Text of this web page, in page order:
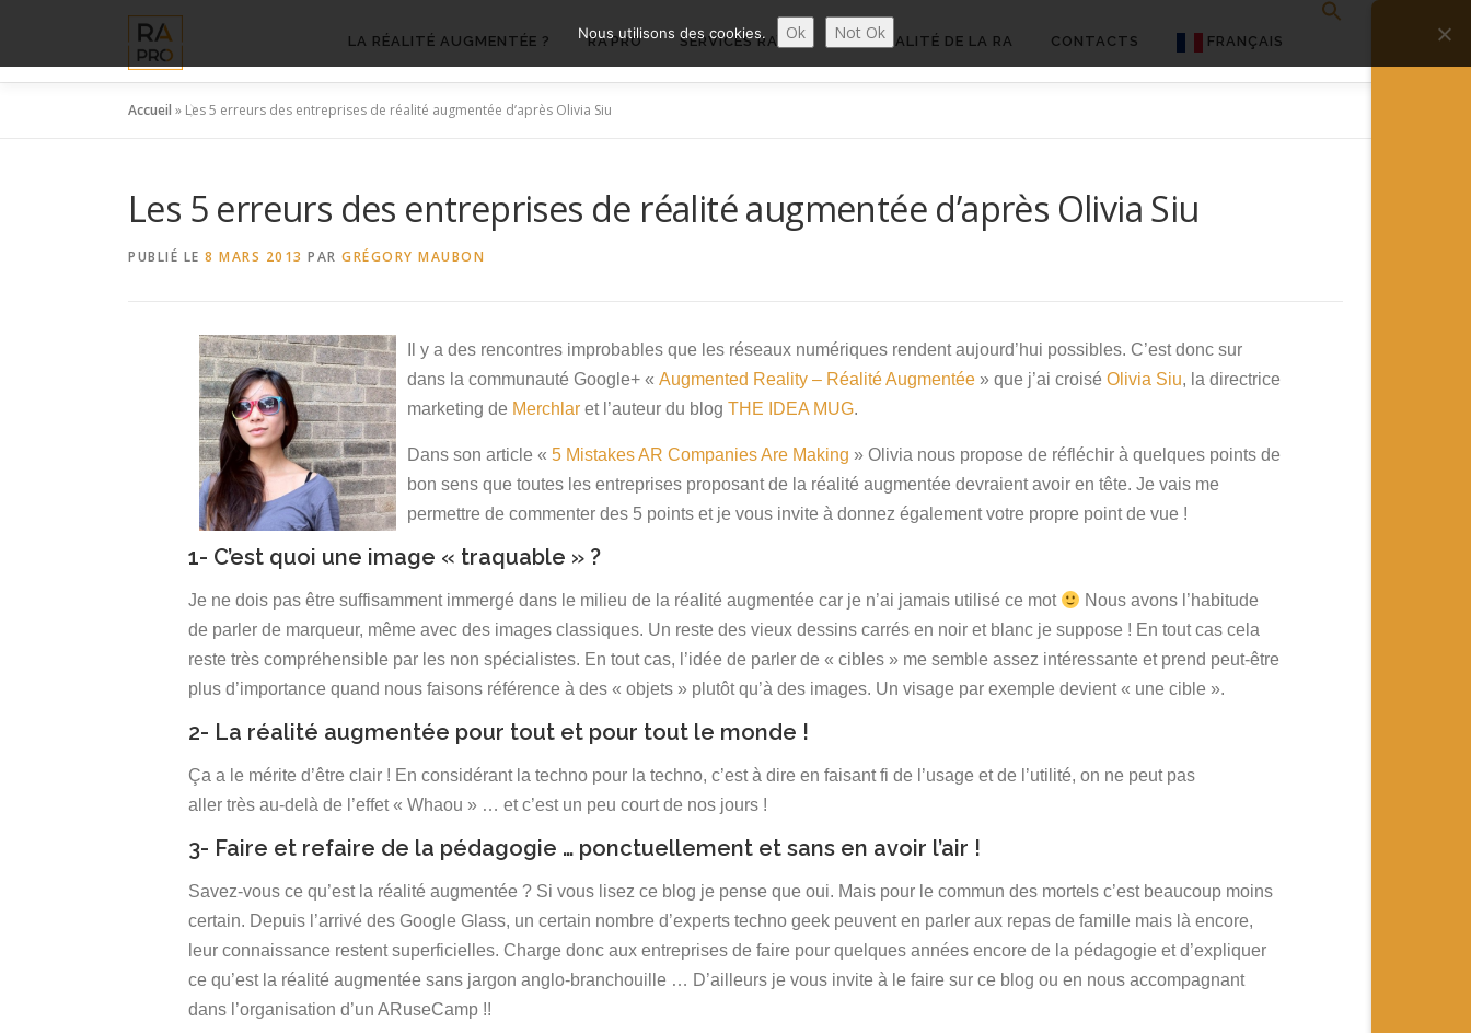
contenu
LA RÉALITÉ AUGMENTÉE ? RA’PRO SERVICES RA’PRO ACTUALITÉ DE LA RA CONTACTS FRANÇAIS
Accueil » Les 5 erreurs des entreprises de réalité augmentée d’après Olivia Siu
Les 5 erreurs des entreprises de réalité augmentée d’après Olivia Siu
PUBLIÉ LE 8 MARS 2013 PAR GRÉGORY MAUBON
Il y a des rencontres improbables que les réseaux numériques rendent aujourd’hui possibles. C’est donc sur
dans la communauté Google+ « Augmented Reality – Réalité Augmentée » que j’ai croisé Olivia Siu, la directrice
marketing de Merchlar et l’auteur du blog THE IDEA MUG.
Dans son article « 5 Mistakes AR Companies Are Making » Olivia nous propose de réfléchir à quelques points de
bon sens que toutes les entreprises proposant de la réalité augmentée devraient avoir en tête. Je vais me
permettre de commenter des 5 points et je vous invite à donnez également votre propre point de vue !
1- C’est quoi une image « traquable » ?
Je ne dois pas être suffisamment immergé dans le milieu de la réalité augmentée car je n’ai jamais utilisé ce mot
Nous avons l’habitude
de parler de marqueur, même avec des images classiques. Un reste des vieux dessins carrés en noir et blanc je suppose ! En tout cas cela
reste très compréhensible par les non spécialistes. En tout cas, l’idée de parler de « cibles » me semble assez intéressante et prend peut-être
plus d’importance quand nous faisons référence à des « objets » plutôt qu’à des images. Un visage par exemple devient « une cible ».
2- La réalité augmentée pour tout et pour tout le monde !
Ça a le mérite d’être clair ! En considérant la techno pour la techno, c’est à dire en faisant fi de l’usage et de l’utilité, on ne peut pas
aller très au-delà de l’effet « Whaou » … et c’est un peu court de nos jours !
3- Faire et refaire de la pédagogie … ponctuellement et sans en avoir l’air !
Savez-vous ce qu’est la réalité augmentée ? Si vous lisez ce blog je pense que oui. Mais pour le commun des mortels c’est beaucoup moins
certain. Depuis l’arrivé des Google Glass, un certain nombre d’experts techno geek peuvent en parler aux repas de famille mais là encore,
leur connaissance restent superficielles. Charge donc aux entreprises de faire pour quelques années encore de la pédagogie et d’expliquer
ce qu’est la réalité augmentée sans jargon anglo-branchouille … D’ailleurs je vous invite à le faire sur ce blog ou en nous accompagnant
dans l’organisation d’un ARuseCamp !!
Nous utilisons des cookies. Ok Not Ok